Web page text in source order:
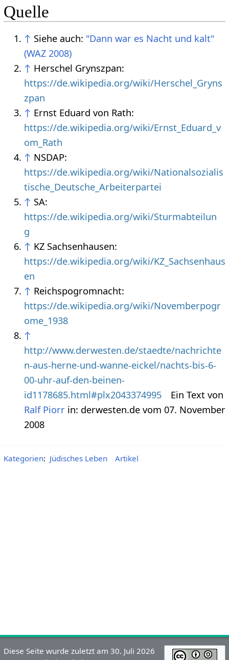
Quelle
↑ Siehe auch: "Dann war es Nacht und kalt"
(WAZ 2008)
↑ Herschel Grynszpan:
https://de.wikipedia.org/wiki/Herschel_Gryns
zpan
↑ Ernst Eduard von Rath:
https://de.wikipedia.org/wiki/Ernst_Eduard_v
om_Rath
↑ NSDAP:
https://de.wikipedia.org/wiki/Nationalsozialis
tische_Deutsche_Arbeiterpartei
↑ SA:
https://de.wikipedia.org/wiki/Sturmabteilun
g
↑ KZ Sachsenhausen:
https://de.wikipedia.org/wiki/KZ_Sachsenhaus
en
↑ Reichspogromnacht:
https://de.wikipedia.org/wiki/Novemberpogr
ome_1938
↑
http://www.derwesten.de/staedte/nachrichte
n-aus-herne-und-wanne-eickel/nachts-bis-6-
00-uhr-auf-den-beinen-
id1178685.html#plx2043374995
Ein Text von
Ralf Piorrin: derwesten.de vom 07. November
2008
Kategorien: Jüdisches Leben Artikel
Diese Seite wurde zuletzt am 30. Juli 2026